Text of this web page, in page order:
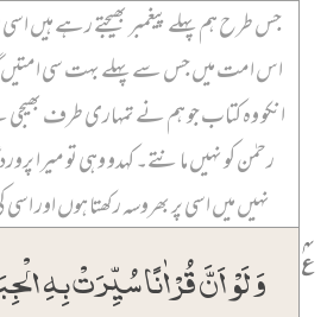
جس طرح ہم پہلے پیغمبر بھیجتے رہے ہیں
اس امت میں جس سے پہلے بہت سی امتیں
انکو وہ کتاب جو ہم نے تمہاری طرف بھیجی
رحمٰن کو نہیں مانتے۔ کہدو وہی تو میرا
نہیں میں اسی پر بھروسہ رکھتا ہوں اور
وَ لَوۡ اَنَّ قُرۡاٰنًا سُیِّرَتۡ بِہِ
۴